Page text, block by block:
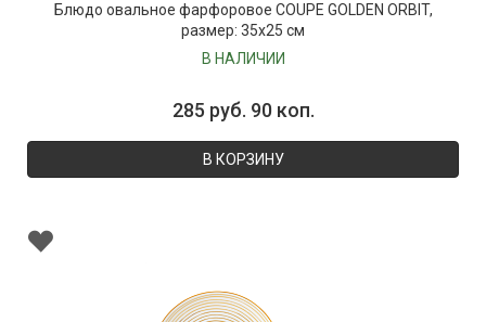
Блюдо овальное фарфоровое COUPE GOLDEN ORBIT,
размер: 35х25 см
В НАЛИЧИИ
285 руб. 90 коп.
В КОРЗИНУ